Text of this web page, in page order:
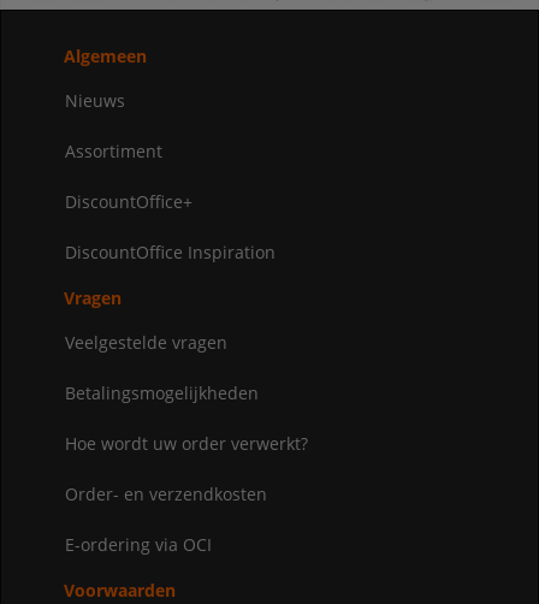
Algemeen
Nieuws
Assortiment
DiscountOffice+
DiscountOffice Inspiration
Vragen
Veelgestelde vragen
Betalingsmogelijkheden
Hoe wordt uw order verwerkt?
Order- en verzendkosten
E-ordering via OCI
Voorwaarden